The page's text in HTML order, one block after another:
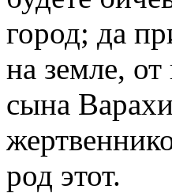
город; да
на земле,
сына
род этот.